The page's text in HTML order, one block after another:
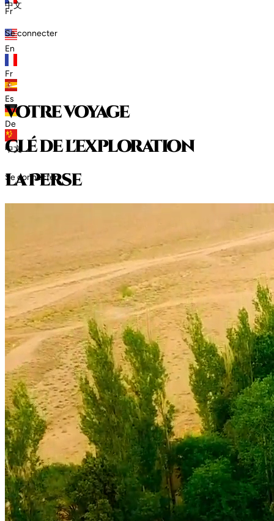
Fr
En
Fr
Es
De
中文
Se connecter
中文
Se connecter
votre voyage
clé de l'exploration
laPerse